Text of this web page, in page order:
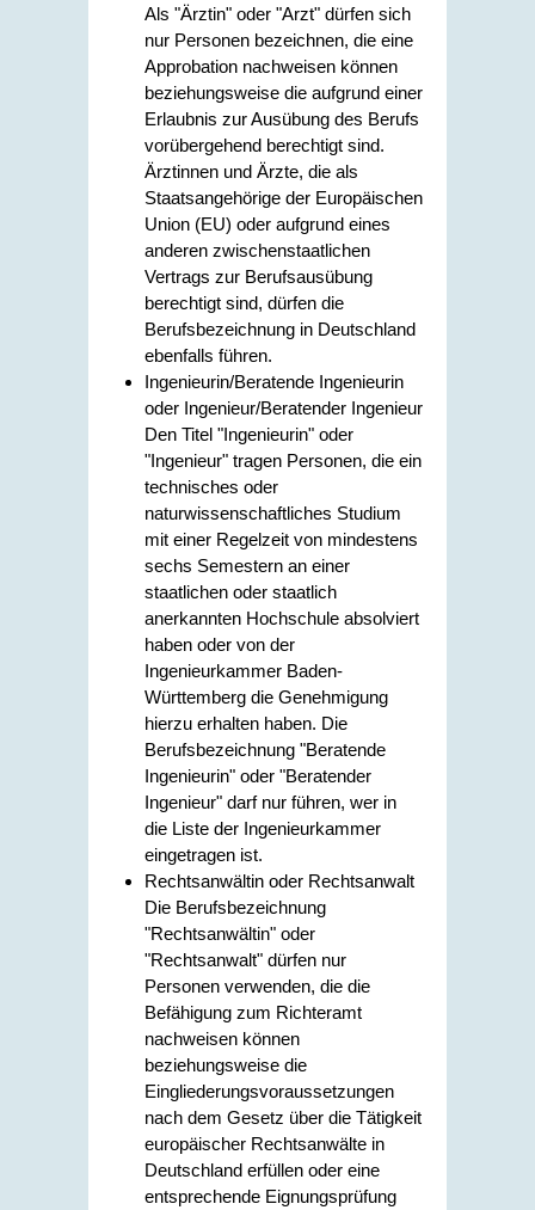
Als "Ärztin" oder "Arzt" dürfen sich
nur Personen bezeichnen, die eine
Approbation nachweisen können
beziehungsweise die aufgrund einer
Erlaubnis zur Ausübung des Berufs
vorübergehend berechtigt sind.
Ärztinnen und Ärzte, die als
Staatsangehörige der Europäischen
Union (EU) oder aufgrund eines
anderen zwischenstaatlichen
Vertrags zur Berufsausübung
berechtigt sind, dürfen die
Berufsbezeichnung in Deutschland
ebenfalls führen.
Ingenieurin/Beratende Ingenieurin
oder Ingenieur/Beratender Ingenieur
Den Titel "Ingenieurin" oder
"Ingenieur" tragen Personen, die ein
technisches oder
naturwissenschaftliches Studium
mit einer Regelzeit von mindestens
sechs Semestern an einer
staatlichen oder staatlich
anerkannten Hochschule absolviert
haben oder von der
Ingenieurkammer Baden-
Württemberg die Genehmigung
hierzu erhalten haben. Die
Berufsbezeichnung "Beratende
Ingenieurin" oder "Beratender
Ingenieur" darf nur führen, wer in
die Liste der Ingenieurkammer
eingetragen ist.
Rechtsanwältin oder Rechtsanwalt
Die Berufsbezeichnung
"Rechtsanwältin" oder
"Rechtsanwalt" dürfen nur
Personen verwenden, die die
Befähigung zum Richteramt
nachweisen können
beziehungsweise die
Eingliederungsvoraussetzungen
nach dem Gesetz über die Tätigkeit
europäischer Rechtsanwälte in
Deutschland erfüllen oder eine
entsprechende Eignungsprüfung